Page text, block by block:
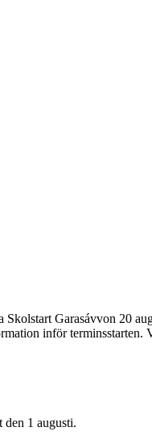
Garasávvon 20
inför
1 augusti.